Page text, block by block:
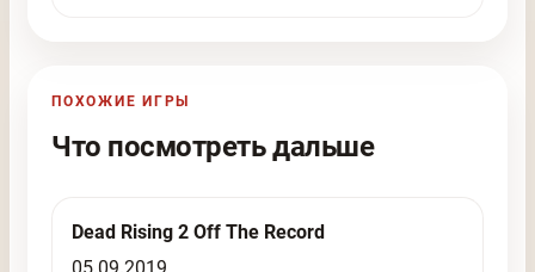
ПОХОЖИЕ ИГРЫ
Что посмотреть дальше
Dead Rising 2 Off The Record
05.09.2019